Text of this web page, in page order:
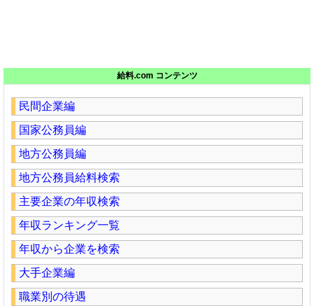
給料.com コンテンツ
民間企業編
国家公務員編
地方公務員編
地方公務員給料検索
主要企業の年収検索
年収ランキング一覧
年収から企業を検索
大手企業編
職業別の待遇